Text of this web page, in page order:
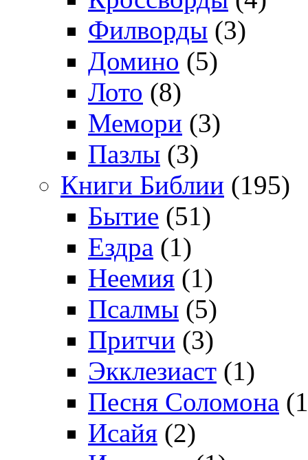
Филворды (3)
Домино (5)
Лото (8)
Мемори (3)
Пазлы (3)
Книги Библии (195)
Бытие (51)
Ездра (1)
Неемия (1)
Псалмы (5)
Притчи (3)
Экклезиаст (1)
Песня Соломона
Исайя (2)